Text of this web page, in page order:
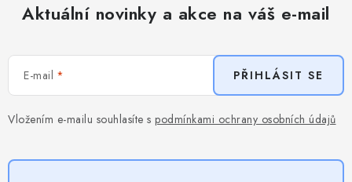
Aktuální novinky a akce na váš e-mail
E-mail
Vložením e-mailu souhlasíte s podmínkami ochrany osobních údajů
PŘIHLÁSIT SE